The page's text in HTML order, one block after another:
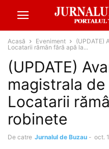
Acasă Eveniment
(UPDATE)
Locatarii rămân fără apă la...
(UPDATE)
magistrala
Locatarii
robinete
De catre Jurnalul de Buzau - oct.